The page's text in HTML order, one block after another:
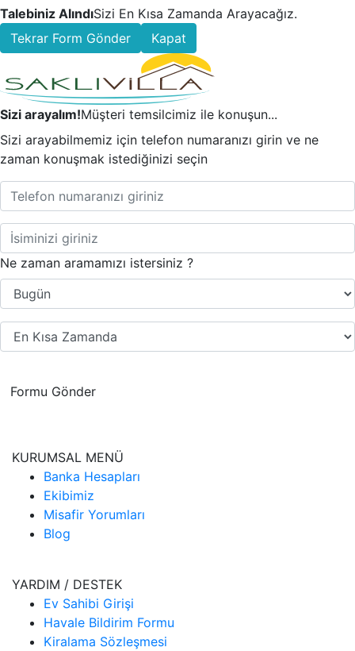
Talebiniz AlındıSizi En Kısa Zamanda Arayacağız.
Tekrar Form Gönder
Kapat
Sizi arayalım!Müşteri temsilcimiz ile konuşun...
Sizi arayabilmemiz için telefon numaranızı girin ve ne
zaman konuşmak istediğinizi seçin
Ne zaman aramamızı istersiniz ?
Formu Gönder
KURUMSAL MENÜ
Banka Hesapları
Ekibimiz
Misafir Yorumları
Blog
YARDIM / DESTEK
Ev Sahibi Girişi
Havale Bildirim Formu
Kiralama Sözleşmesi